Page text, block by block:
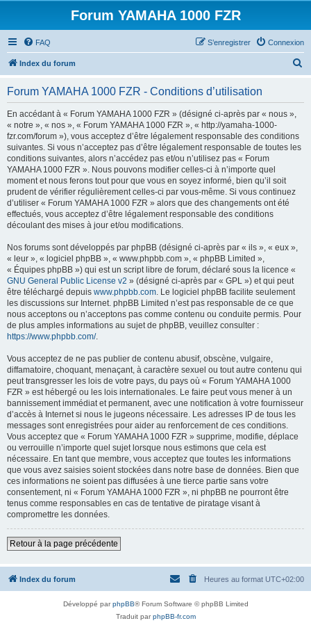
Forum YAMAHA 1000 FZR
FAQ Connexion
S’enregistrer
Index du forum
Forum YAMAHA 1000 FZR - Conditions d’utilisation
En accédant à « Forum YAMAHA 1000 FZR » (désigné ci-après par « nous »,
« notre », « nos », « Forum YAMAHA 1000 FZR », « http://yamaha-1000-
fzr.com/forum »), vous acceptez d’être légalement responsable des conditions
suivantes. Si vous n’acceptez pas d’être légalement responsable de toutes les
conditions suivantes, alors n’accédez pas et/ou n’utilisez pas « Forum
YAMAHA 1000 FZR ». Nous pouvons modifier celles-ci à n’importe quel
moment et nous ferons tout pour que vous en soyez informé, bien qu’il soit
prudent de vérifier régulièrement celles-ci par vous-même. Si vous continuez
d’utiliser « Forum YAMAHA 1000 FZR » alors que des changements ont été
effectués, vous acceptez d’être légalement responsable des conditions
découlant des mises à jour et/ou modifications.
Nos forums sont développés par phpBB (désigné ci-après par « ils », « eux »,
« leur », « logiciel phpBB », « www.phpbb.com », « phpBB Limited »,
« Équipes phpBB ») qui est un script libre de forum, déclaré sous la licence «
GNU General Public License v2 » (désigné ci-après par « GPL ») et qui peut
être téléchargé depuis www.phpbb.com. Le logiciel phpBB facilite seulement
les discussions sur Internet. phpBB Limited n’est pas responsable de ce que
nous acceptons ou n’acceptons pas comme contenu ou conduite permis. Pour
de plus amples informations au sujet de phpBB, veuillez consulter :
https://www.phpbb.com/.
Vous acceptez de ne pas publier de contenu abusif, obscène, vulgaire,
diffamatoire, choquant, menaçant, à caractère sexuel ou tout autre contenu qui
peut transgresser les lois de votre pays, du pays où « Forum YAMAHA 1000
FZR » est hébergé ou les lois internationales. Le faire peut vous mener à un
bannissement immédiat et permanent, avec une notification à votre fournisseur
d’accès à Internet si nous le jugeons nécessaire. Les adresses IP de tous les
messages sont enregistrées pour aider au renforcement de ces conditions.
Vous acceptez que « Forum YAMAHA 1000 FZR » supprime, modifie, déplace
ou verrouille n’importe quel sujet lorsque nous estimons que cela est
nécessaire. En tant que membre, vous acceptez que toutes les informations
que vous avez saisies soient stockées dans notre base de données. Bien que
ces informations ne soient pas diffusées à une tierce partie sans votre
consentement, ni « Forum YAMAHA 1000 FZR », ni phpBB ne pourront être
tenus comme responsables en cas de tentative de piratage visant à
compromettre les données.
Retour à la page précédente
Index du forum Heures au format UTC+02:00
Développé parphpBB® Forum Software © phpBB Limited
Traduit parphpBB-fr.com